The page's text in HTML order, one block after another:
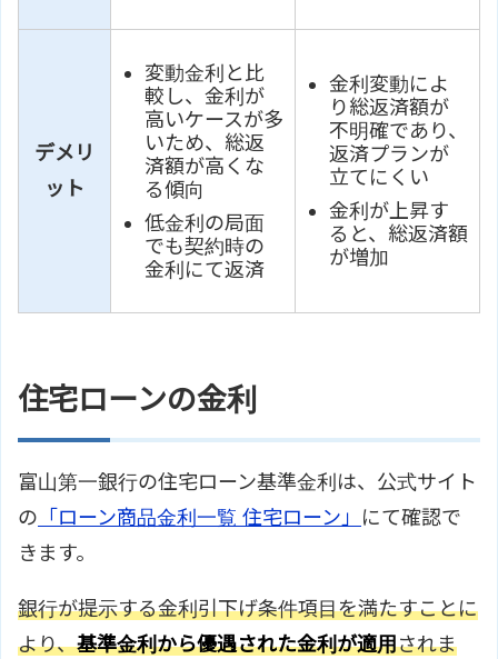
デメリ
ット
変動金利と比
較し、金利が
高いケースが多
いため、総返
済額が高くな
る傾向
低金利の局面
でも契約時の
金利にて返済
金利変動によ
り総返済額が
不明確であり、
返済プランが
立てにくい
金利が上昇す
ると、総返済額
が増加
住宅ローンの金利
富山第一銀行の住宅ローン基準金利は、公式サイト
の 「ローン商品金利一覧 住宅ローン」 にて確認で
きます。
銀行が提示する金利引下げ条件項目を満たすことに
より、基準金利から優遇された金利が適用されま